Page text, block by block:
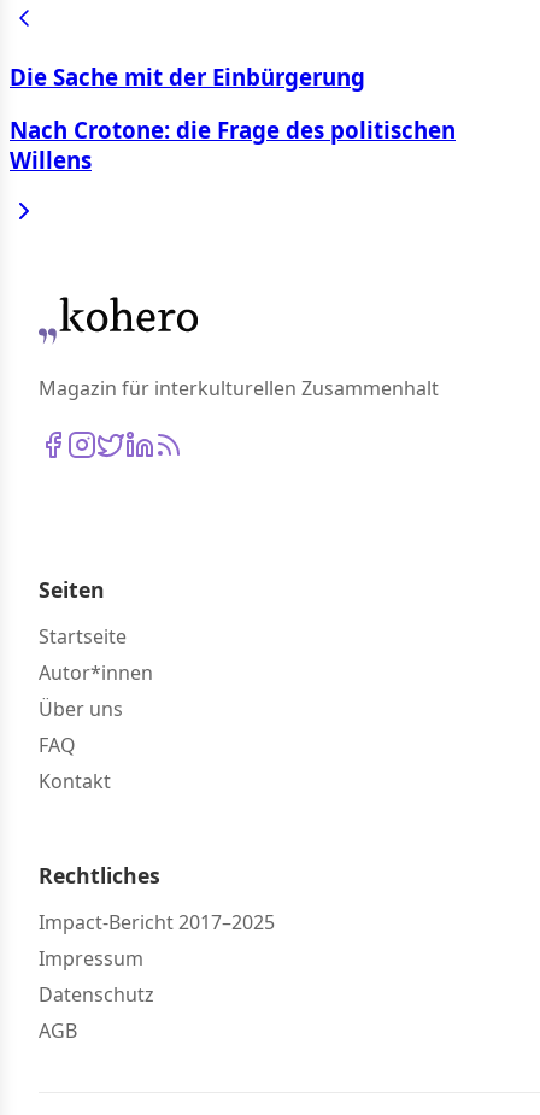
Die Sache mit der Einbürgerung
Nach Crotone: die Frage des politischen
Willens
Magazin für interkulturellen Zusammenhalt
Seiten
Startseite
Autor*innen
Über uns
FAQ
Kontakt
Rechtliches
Impact-Bericht 2017–2025
Impressum
Datenschutz
AGB